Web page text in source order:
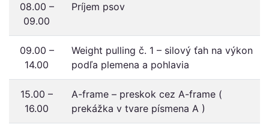
08.00 –
09.00
Príjem psov
09.00 –
14.00
Weight pulling č. 1 – silový ťah na výkon
podľa plemena a pohlavia
15.00 –
16.00
A-frame – preskok cez A-frame (
prekážka v tvare písmena A )